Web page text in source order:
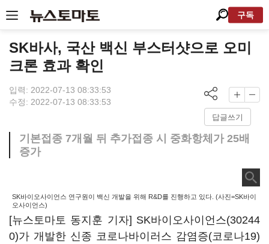
구독
SK바사, 국산 백신 부스터샷으로 오미
크론 효과 확인
입력: 2022-07-13 08:33:53
수정: 2022-07-13 08:33:53
답글쓰기
기본접종 7개월 뒤 추가접종 시 중화항체가 25배
증가
SK바이오사이언스 연구원이 백신 개발을 위해 R&D를 진행하고 있다. (사진=SK바이
오사이언스)
[뉴스토마토 동지훈 기자] SK바이오사이언스(30244
0)가 개발한 신종 코로나바이러스 감염증(코로나19)